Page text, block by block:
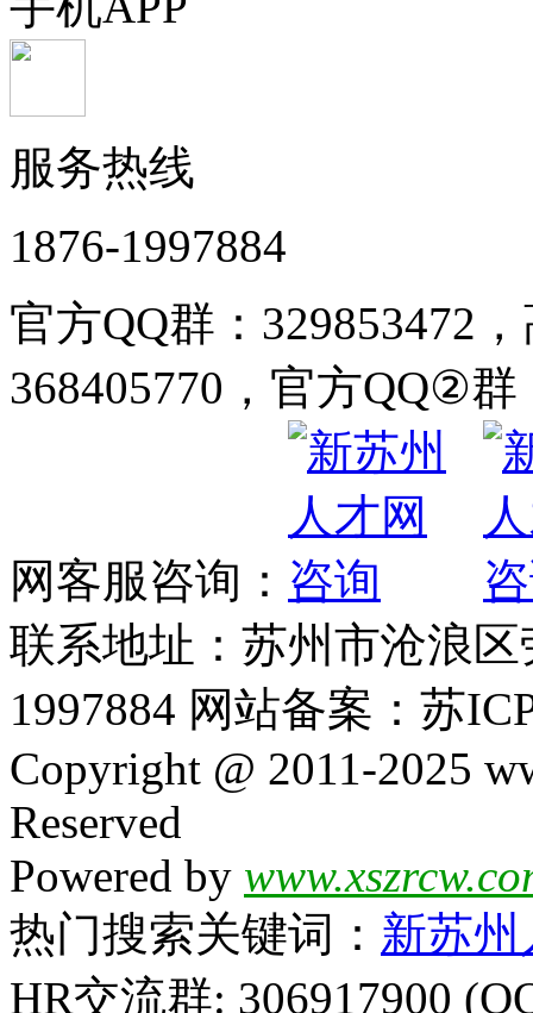
服务热线
1876-1997884
官方QQ群：329853472
368405770，官方QQ②群
网客服咨询：
联系地址：苏州市沧浪
1997884 网站备案：苏
Copyright @ 2011-2025
Reserved
Powered by
热门搜索关键词： 新苏
HR交流群: 306917900